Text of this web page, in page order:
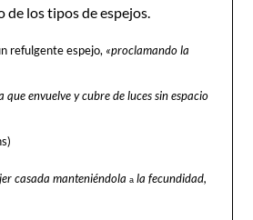
de los tipos de espejos.
refulgente espejo, «proclamando la
que envuelve y cubre de luces sin espacio
casada manteniéndolaala fecundidad,